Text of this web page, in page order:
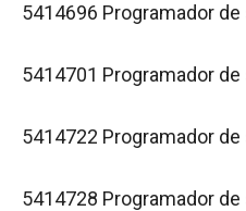
5414696 Programador
5414701 Programador
5414722 Programador
5414728 Programador